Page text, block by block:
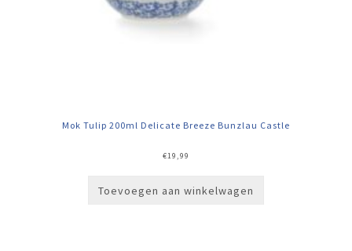
Mok Tulip 200ml Delicate Breeze Bunzlau Castle
€19,99
Toevoegen aan winkelwagen